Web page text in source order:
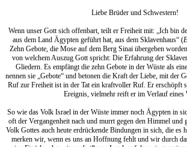
Liebe Brüder und Schwestern!
Wenn unser Gott sich offenbart, teilt er Freiheit mit: „Ich bin
aus dem Land Ägypten geführt hat, aus dem Sklavenhaus“ (
Zehn Gebote, die Mose auf dem Berg Sinai übergeben
von welchem Auszug Gott spricht: Die Erfahrung der
Gliedern. Es empfängt die zehn Gebote in der Wüste als
nennen sie „Gebote“ und betonen die Kraft der Liebe, mit der
Ruf zur Freiheit ist in der Tat ein kraftvoller Ruf. Er erschöpft
Ereignis, vielmehr reift er im Verlauf eines
So wie das Volk Israel in der Wüste immer noch Ägypten in
oft der Vergangenheit nach und murrt gegen den Himmel und
Volk Gottes auch heute erdrückende Bindungen in sich, die es
merken wir, wenn es uns an Hoffnung fehlt und wir durch